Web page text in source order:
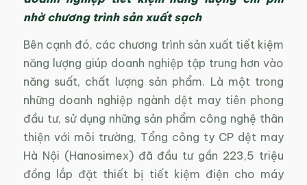
nhờ chương trình sản xuất sạch
Bên cạnh đó, các chương trình sản xuất tiết kiệm
năng lượng giúp doanh nghiệp tập trung hơn vào
năng suất, chất lượng sản phẩm. Là một trong
những doanh nghiệp ngành dệt may tiên phong
đầu tư, sử dụng những sản phẩm công nghệ thân
thiện với môi trường, Tổng công ty CP dệt may
Hà Nội (Hanosimex) đã đầu tư gần 223,5 triệu
đồng lắp đặt thiết bị tiết kiệm điện cho máy